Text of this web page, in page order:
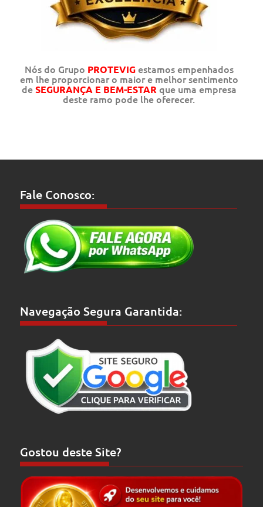
Nós do Grupo PROTEVIGestamos empenhados
em lhe proporcionar o maior e melhor sentimento
deSEGURANÇA E BEM-ESTAR que uma empresa
deste ramo pode lhe oferecer.
Fale Conosco:
Navegação Segura Garantida:
Gostou deste Site?